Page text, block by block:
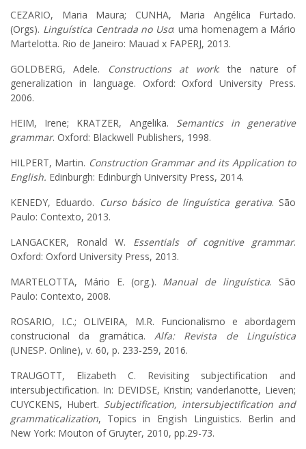
CEZARIO, Maria Maura; CUNHA, Maria Angélica Furtado.
(Orgs). Linguística Centrada no Uso: uma homenagem a Mário
Martelotta. Rio de Janeiro: Mauad x FAPERJ, 2013.
GOLDBERG, Adele.
Constructions at work: the nature of
generalization in language. Oxford: Oxford University Press.
2006.
HEIM, Irene; KRATZER, Angelika. Semantics in
generative
grammar. Oxford: Blackwell Publishers, 1998.
HILPERT, Martin. Construction Grammar and its Application to
English. Edinburgh: Edinburgh University Press, 2014.
KENEDY, Eduardo. Curso básico de linguística gerativa. São
Paulo: Contexto, 2013.
LANGACKER, Ronald W. Essentials of cognitive grammar.
Oxford: Oxford University Press, 2013.
MARTELOTTA, Mário E. (org.). Manual de linguística. São
Paulo: Contexto, 2008.
ROSARIO, I.C.; OLIVEIRA, M.R. Funcionalismo e abordagem
construcional da gramática. Alfa: Revista de Linguística
(UNESP. Online), v. 60, p. 233-259, 2016.
TRAUGOTT, Elizabeth C. Revisiting subjectification and
intersubjectification. In: DEVIDSE, Kristin; vanderlanotte, Lieven;
CUYCKENS, Hubert. Subjectification, intersubjectification and
grammaticalization, Topics in English Linguistics. Berlin and
New York: Mouton of Gruyter, 2010, pp.29-73.